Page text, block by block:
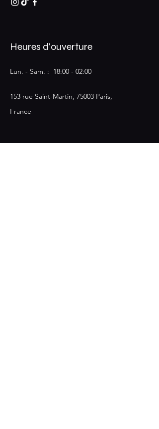
Heures d'ouverture
Lun. - Sam. : 18:00 - 02:00​​
153 rue Saint-Martin, 75003 Paris,
France